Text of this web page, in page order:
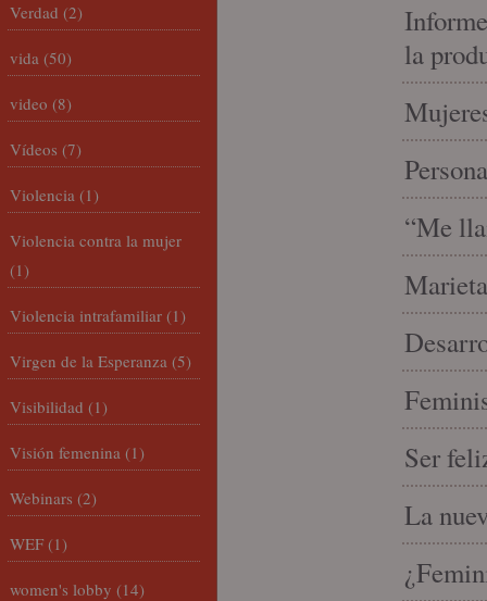
la
“Me
Ser
La
Verdad (2)
vida (50)
video (8)
Vídeos (7)
Violencia (1)
Violencia contra la mujer
(1)
Violencia intrafamiliar (1)
Virgen de la Esperanza (5)
Visibilidad (1)
Visión femenina (1)
Webinars (2)
WEF (1)
women's lobby (14)